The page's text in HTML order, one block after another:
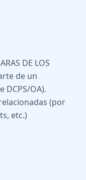
DE LOS
de un
OA).
(por
etc.)